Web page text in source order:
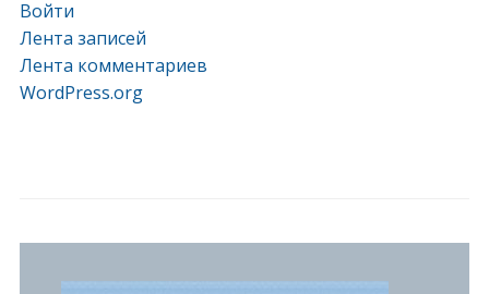
Войти
Лента записей
Лента комментариев
WordPress.org